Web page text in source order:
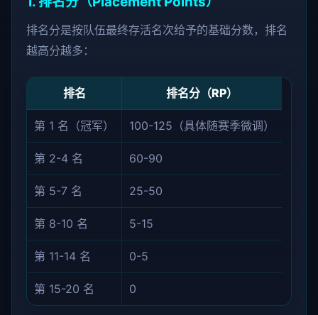
排名分是按队伍最终存活名次给予的基础分数，排名
越高分越多：
排名 排名分（RP）
第 1 名（冠军） 100-125（具体随赛季微调）
第 2-4 名 60-90
第 5-7 名 25-50
第 8-10 名 5-15
第 11-14 名 0-5
第 15-20 名 0